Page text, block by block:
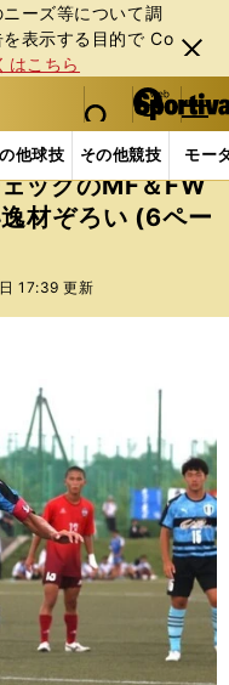
ーズ等について調
表⽰する⽬的で Co
はこちら
閉じ
る
web Sportiva (webスポルティーバ)
検索
マイペ
ー
ジ
メニュ
他球技 その他競技 モー
他 高校・ユース 高
ックのMF＆FW
材ぞろい (6ペー
17:39 更新